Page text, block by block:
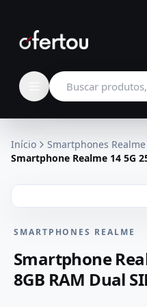
Buscar produtos
Início
Smartphones Realme
Smartphone Realme 14 5G
SMARTPHONES REALME
Smartphone
8GB RAM Dual